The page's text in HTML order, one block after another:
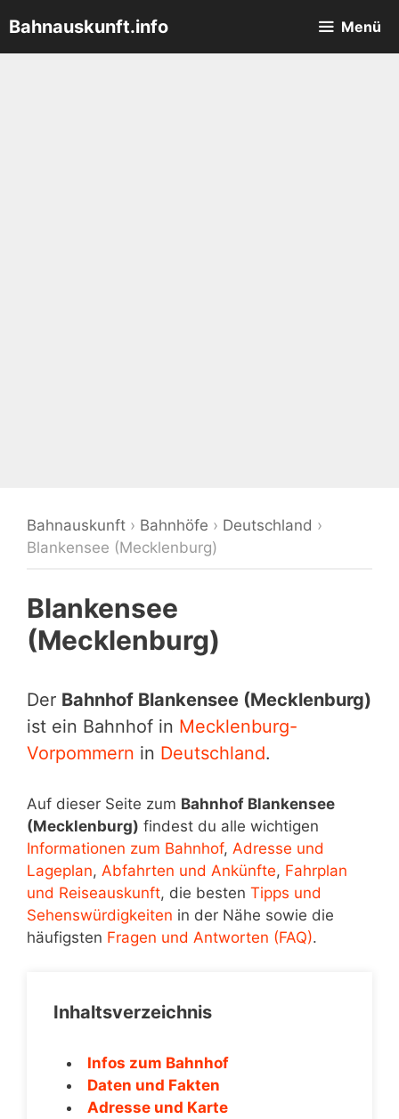
Inhalt
springen
Bahnauskunft.info Menü
Bahnauskunft › Bahnhöfe › Deutschland ›
Blankensee (Mecklenburg)
Blankensee
(Mecklenburg)
Der Bahnhof Blankensee (Mecklenburg)
ist ein Bahnhof in Mecklenburg-
Vorpommern in Deutschland.
Auf dieser Seite zum Bahnhof Blankensee
(Mecklenburg) findest du alle wichtigen
Informationen zum Bahnhof, Adresse und
Lageplan, Abfahrten und Ankünfte, Fahrplan
und Reiseauskunft, die besten Tipps und
Sehenswürdigkeiten in der Nähe sowie die
häufigsten Fragen und Antworten (FAQ).
Inhaltsverzeichnis
Infos zum Bahnhof
Daten und Fakten
Adresse und Karte